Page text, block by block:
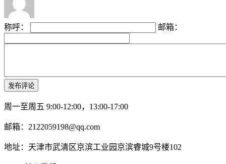
称呼： 邮箱：
周一至周五 9:00-12:00，13:00-17:00
邮箱：2122059198@qq.com
地址：天津市武清区京滨工业园京滨睿城9号楼102